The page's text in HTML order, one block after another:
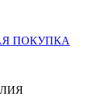
ПОКУПКА